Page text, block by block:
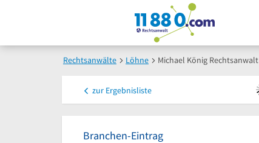
Rechtsanwälte Löhne Michael König Rechtsanwalt
zur Ergebnisliste
Branchen-Eintrag